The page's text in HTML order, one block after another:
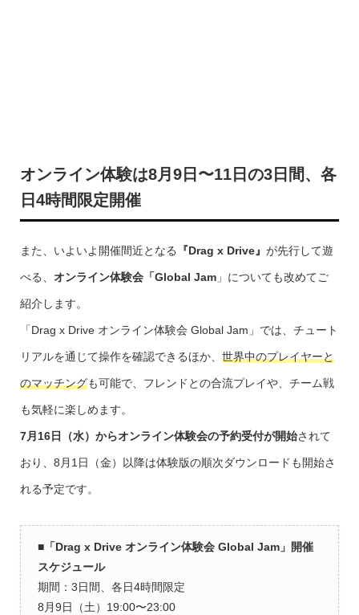
オンライン体験は8月9日〜11日の3日間、各
日4時間限定開催
また、いよいよ開催間近となる 『Drag x Drive』 が先行して遊
べる、 オンライン体験会「Global Jam」についても改めてご
紹介します。
「Drag x Drive オンライン体験会 Global Jam」では、チュート
リアルを通じて操作を確認できるほか、 世界中のプレイヤーと
のマッチングも可能で、フレンドとの合流プレイや、チーム戦
も気軽に楽しめます。
7月16日（水）からオンライン体験会の予約受付が開始されて
おり、8月1日（金）以降は体験版の順次ダウンロードも開始さ
れる予定です。
■「Drag x Drive オンライン体験会 Global Jam」開催
スケジュール
期間：3日間、各日4時間限定
8月9日（土）19:00〜23:00